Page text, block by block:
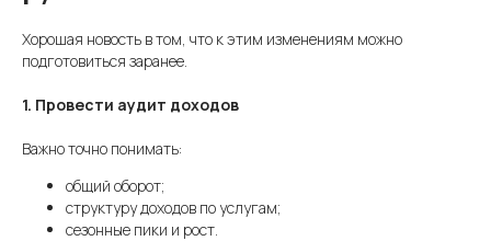
Хорошая новость в том, что к этим изменениям можно
подготовиться заранее.
1. Провести аудит доходов
Важно точно понимать:
общий оборот;
структуру доходов по услугам;
сезонные пики и рост.